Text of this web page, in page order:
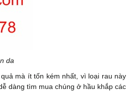
da
mà ít tốn kém nhất, vì loại rau này
dàng tìm mua chúng ở hầu khắp các